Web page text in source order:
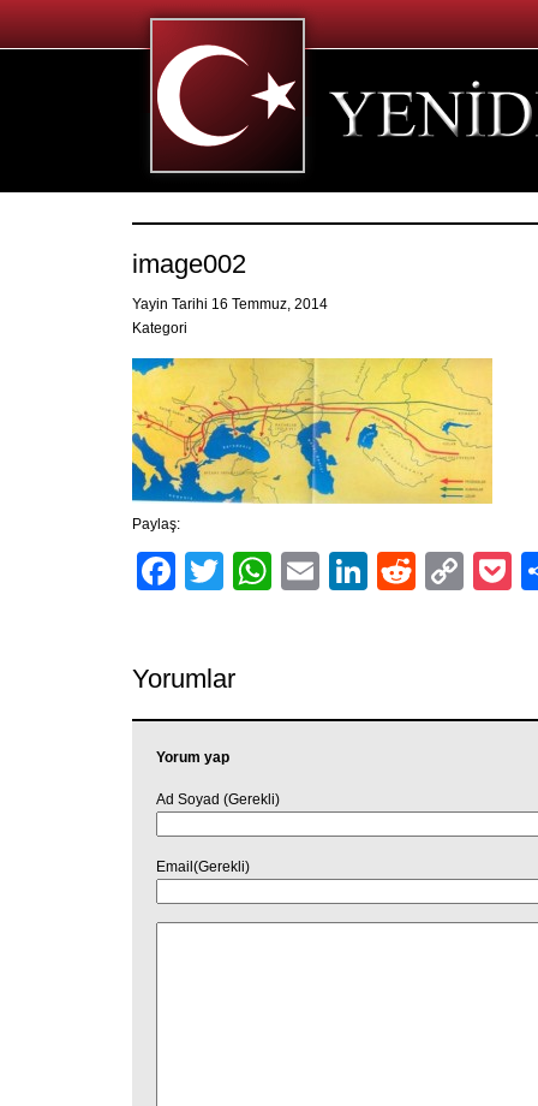
image002
Yayin Tarihi 16 Temmuz, 2014
Kategori
Paylaş:
Facebook
TwitterWhatsApp
EmailLinkedIn
Reddit
Yorumlar
Yorum yap
Ad Soyad (Gerekli)
Email(Gerekli)